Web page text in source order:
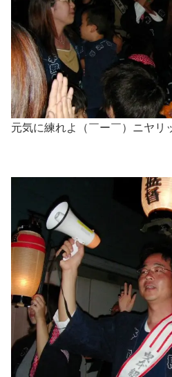
元気に練れよ（￣ー￣）ニヤリ